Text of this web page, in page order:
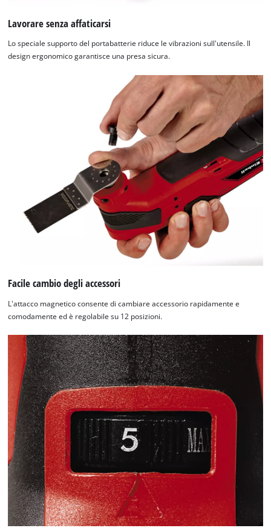
Lavorare senza affaticarsi
Lo speciale supporto del portabatterie riduce le vibrazioni sull'utensile. Il
design ergonomico garantisce una presa sicura.
Facile cambio degli accessori
L'attacco magnetico consente di cambiare accessorio rapidamente e
comodamente ed è regolabile su 12 posizioni.